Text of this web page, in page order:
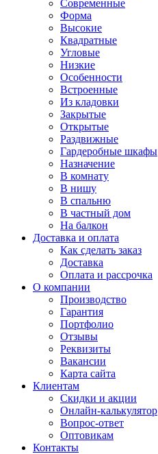
Современные
Форма
Высокие
Квадратные
Угловые
Низкие
Особенности
Встроенные
Из кладовки
Закрытые
Открытые
Раздвижные
Гардеробные шкафы
Назначение
В комнату
В нишу
В спальню
В частный дом
На балкон
Доставка и оплата
Как сделать заказ
Доставка
Оплата и рассрочка
О компании
Производство
Гарантия
Портфолио
Отзывы
Реквизиты
Вакансии
Карта сайта
Клиентам
Скидки и акции
Онлайн-калькулятор
Вопрос-ответ
Оптовикам
Контакты